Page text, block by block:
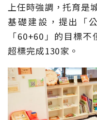
上任時強調，托育是
基礎建設，提出「
「60+60」的目標
超標完成130家。